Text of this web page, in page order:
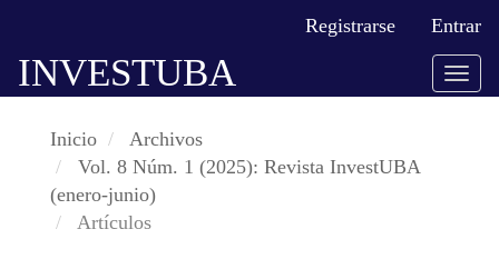
Contenido
principal
lateral
Registrarse Entrar
INVESTUBA
Inicio
Archivos
Vol. 8 Núm. 1 (2025): Revista InvestUBA
(enero-junio)
Artículos